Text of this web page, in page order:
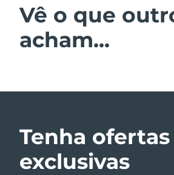
Vê o que
acham...
Tenha ofertas
exclusivas